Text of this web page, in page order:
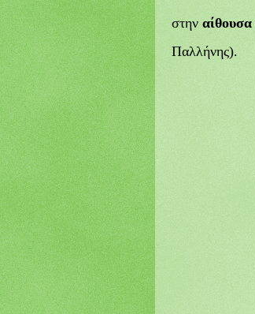
στην αίθουσα
Παλλήνης).